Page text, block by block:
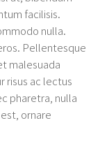
facilisis.
nulla.
Pellentesque
malesuada
risus ac lectus
pharetra, nulla
ornare